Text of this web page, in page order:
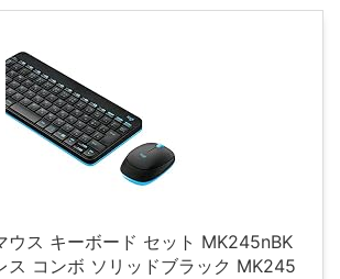
ウス キーボード セット MK245nBK
ス コンボ ソリッドブラック MK245